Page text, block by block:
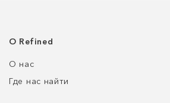
О Refined
О нас
Где нас найти